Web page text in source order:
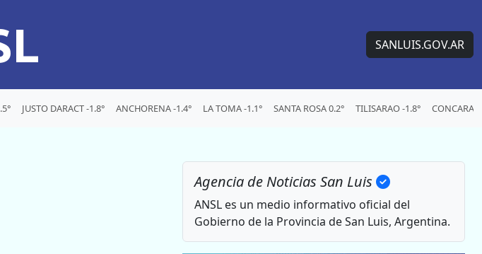
SANLUIS.GOV.AR
JUSTO DARACT -1.8° ANCHORENA -1.4° LA TOMA -1.1° SANTA ROSA 0.2° TILISARAO -1.8°
Agencia de Noticias San Luis
ANSL es un medio informativo oficial del
Gobierno de la Provincia de San Luis, Argentina.